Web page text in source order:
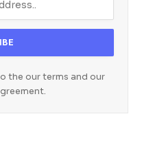
the our terms and our